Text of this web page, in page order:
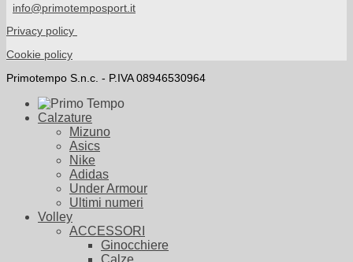
info@primotemposport.it
Privacy policy
Cookie policy
Primotempo S.n.c. - P.IVA 08946530964
Calzature
Mizuno
Asics
Nike
Adidas
Under Armour
Ultimi numeri
Volley
ACCESSORI
Ginocchiere
Calze